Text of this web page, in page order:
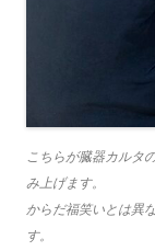
こちらが臓器カルタ
み上げます。
からだ福笑いとは異
す。